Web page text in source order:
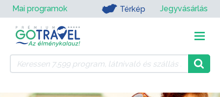
Mai programok Térkép Jegyvásárlás